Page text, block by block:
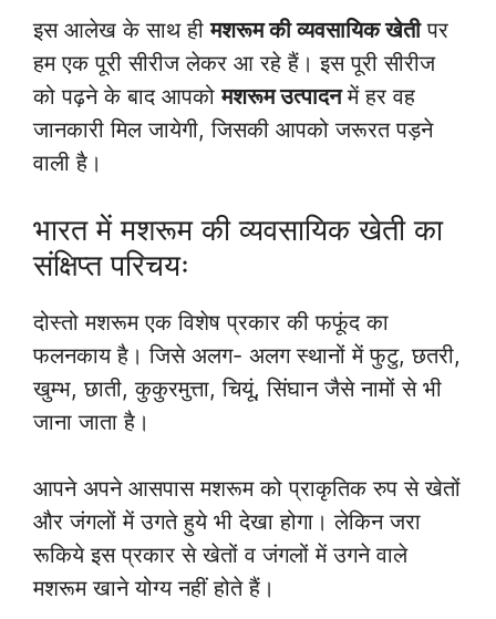
इस आलेख के साथ हीमशरूम की व्यवसायिक खेतीपर
हम एक पूरी सीरीज लेकर आ रहे हैं। इस पूरी सीरीज
को पढ़ने के बाद आपकोमशरूम उत्पादनमें हर वह
जानकारी मिल जायेगी, जिसकी आपको जरूरत पड़ने
वाली है।
भारत में मशरूम की व्यवसायिक खेती का
संक्षिप्त परिचयः
दोस्तो मशरूम एक विशेष प्रकार की फफूंद का
फलनकाय है। जिसे अलग- अलग स्थानों में फुटु, छतरी,
खुम्भ, छाती, कुकुरमुत्ता, चियूं, सिंघान जैसे नामों से भी
जाना जाता है।
आपने अपने आसपास मशरूम को प्राकृतिक रुप से खेतों
और जंगलों में उगते हुये भी देखा होगा। लेकिन जरा
रूकिये इस प्रकार से खेतों व जंगलों में उगने वाले
मशरूम खाने योग्य नहीं होते हैं।